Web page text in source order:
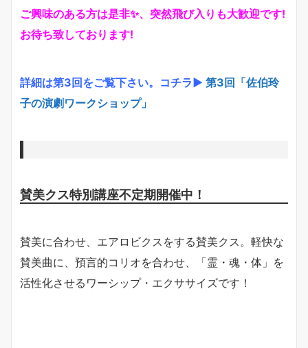
ご興味のある方は是非✨、突然飛び入りも大歓迎です!
お待ち致しております!
詳細は第3回をご覧下さい。コチラ▶ 第3回「佐伯玲
子の演劇ワークショップ」
賛美クス特別講座不定期開催中！
賛美に合わせ、エアロビクスをする賛美クス。軽快な
賛美曲に、預言的コリオを合わせ、「霊・魂・体」を
活性化させるワーシップ・エクササイズです！